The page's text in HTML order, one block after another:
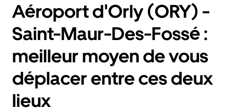
Aéroport d'Orly (ORY) -
Saint-Maur-Des-Fossé :
meilleur moyen de vous
déplacer entre ces deux
lieux